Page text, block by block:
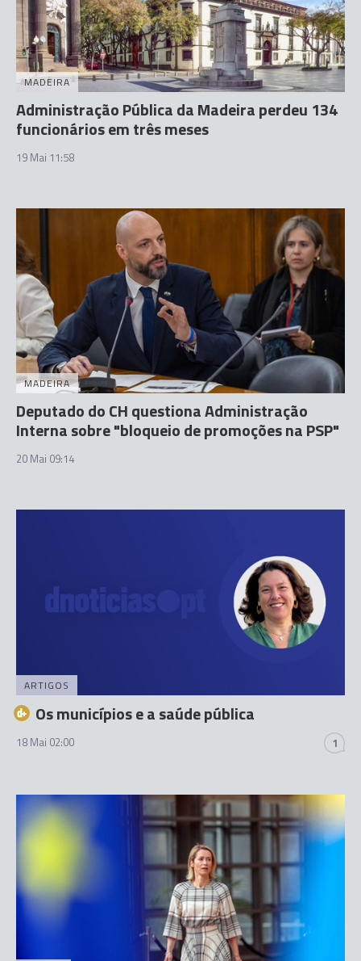
MADEIRA
Administração Pública da Madeira perdeu 134
funcionários em três meses
19 Mai 11:58
MADEIRA
Deputado do CH questiona Administração
Interna sobre "bloqueio de promoções na PSP"
20 Mai 09:14
ARTIGOS
Os municípios e a saúde pública
18 Mai 02:00 1